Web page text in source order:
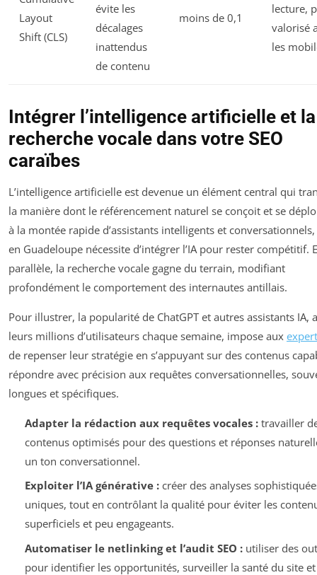
Layout
Shift (CLS)
évite les
décalages
inattendus
de contenu
moins de 0,1
lecture,
valorisé
les
Intégrer l’intelligence artificielle et la
recherche vocale dans votre SEO
caraïbes
L’intelligence artificielle est devenue un élément central qui
la manière dont le référencement naturel se conçoit et se
à la montée rapide d’assistants intelligents et conversationnels,
en Guadeloupe nécessite d’intégrer l’IA pour rester compétitif.
parallèle, la recherche vocale gagne du terrain, modifiant
profondément le comportement des internautes antillais.
Pour illustrer, la popularité de ChatGPT et autres assistants IA,
leurs millions d’utilisateurs chaque semaine, impose aux
de repenser leur stratégie en s’appuyant sur des contenus
répondre avec précision aux requêtes conversationnelles,
longues et spécifiques.
Adapter la rédaction aux requêtes vocales :travailler
contenus optimisés pour des questions et réponses
un ton conversationnel.
Exploiter l’IA générative :créer des analyses
uniques, tout en contrôlant la qualité pour éviter les
superficiels et peu engageants.
Automatiser le netlinking et l’audit SEO :utiliser des
pour identifier les opportunités, surveiller la santé du site et